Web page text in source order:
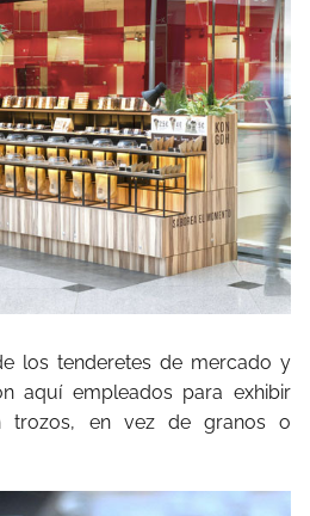
los tenderetes de mercado y
aquí empleados para exhibir
trozos, en vez de granos o